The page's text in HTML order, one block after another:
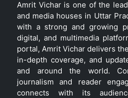
Amrit Vichar is one of the
and media houses in Uttar
with a strong and growing
digital, and multimedia
portal, Amrit Vichar delivers
in-depth coverage, and
and around the world.
journalism and reader
connects with its